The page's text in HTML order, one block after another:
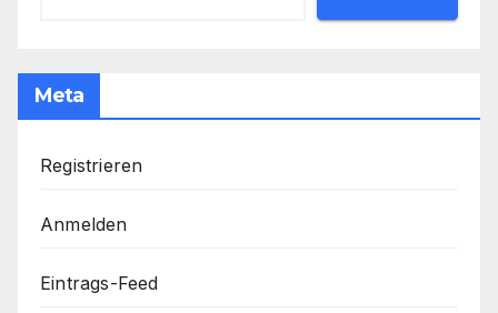
Meta
Registrieren
Anmelden
Eintrags-Feed